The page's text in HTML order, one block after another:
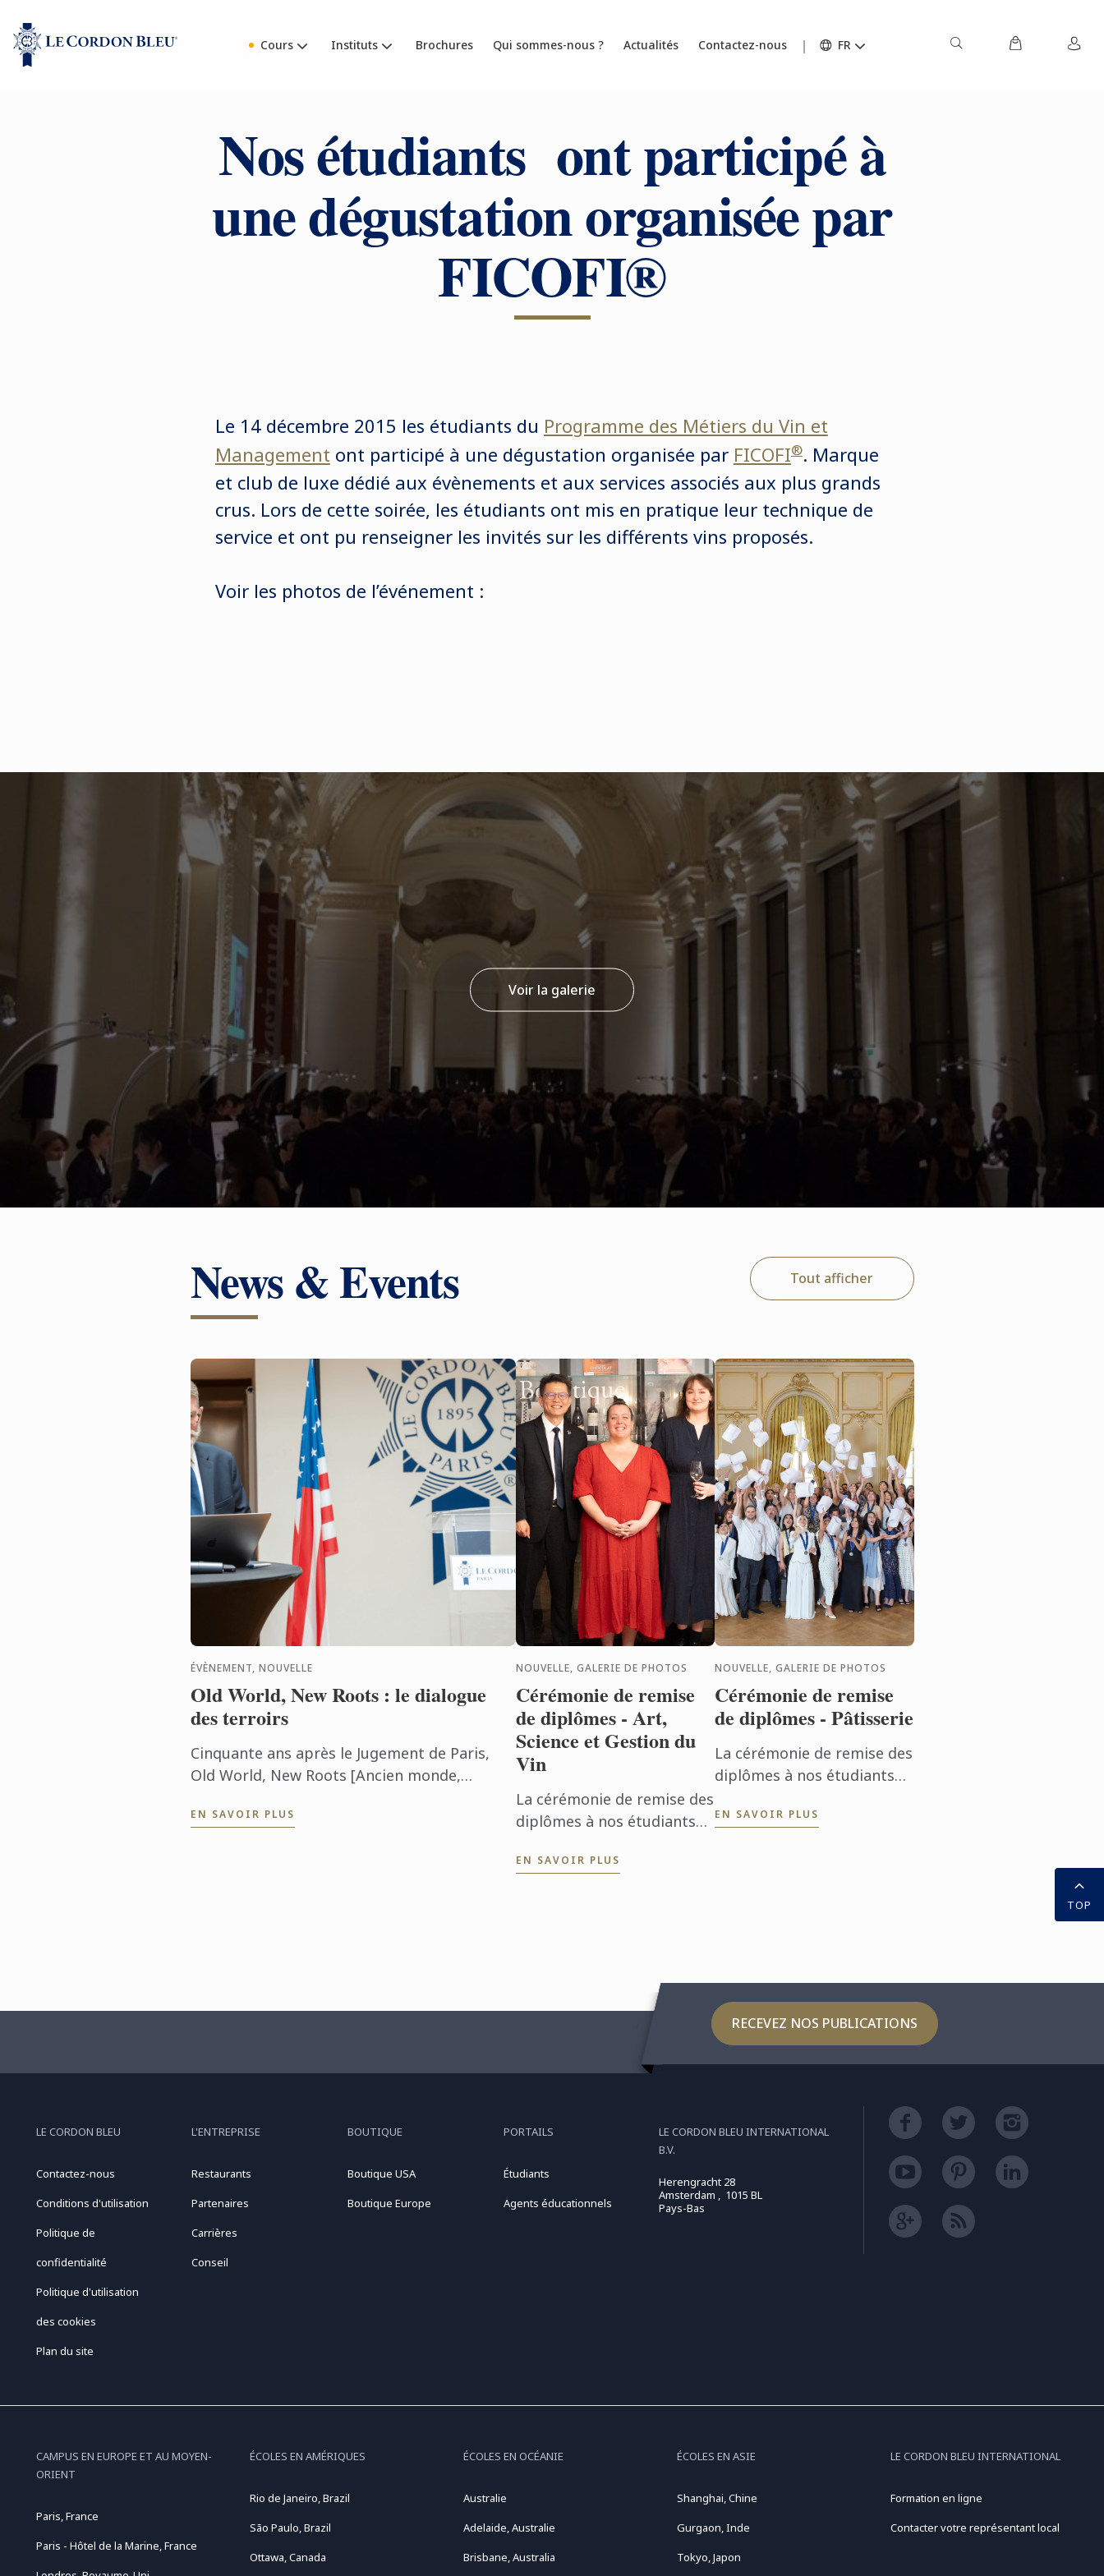
Cours Instituts Brochures Qui sommes-nous ? Actualités Contactez-nous FR
Nos étudiants ont participé à
une dégustation organisée par
FICOFI®
Le 14 décembre 2015 les étudiants du Programme des Métiers du Vin et
Management ont participé à une dégustation organisée par FICOFI®. Marque
et club de luxe dédié aux évènements et aux services associés aux plus grands
crus. Lors de cette soirée, les étudiants ont mis en pratique leur technique de
service et ont pu renseigner les invités sur les différents vins proposés.
Voir les photos de l’événement :
Voir la galerie
News & Events Tout afficher
ÉVÈNEMENT, NOUVELLE
Old World, New Roots : le dialogue
des terroirs
Cinquante ans après le Jugement de Paris,
Old World, New Roots [Ancien monde,
de Virginie lors d’une ...
EN SAVOIR PLUS
NOUVELLE, GALERIE DE PHOTOS
Cérémonie de remise
de diplômes - Art,
Science et Gestion du
Vin
La cérémonie de remise des
diplômes à nos étudiants
Gestion du Vin a eu lieu le 3
EN SAVOIR PLUS
NOUVELLE, GALERIE DE PHOTOS
Cérémonie de remise
de diplômes - Pâtisserie
La cérémonie de remise des
diplômes à nos étudiants
juin. Félicitations à tous les
EN SAVOIR PLUS
RECEVEZ NOS PUBLICATIONS
TOP
LE CORDON BLEU
Contactez-nous
Conditions d'utilisation
Politique de
confidentialité
Politique d'utilisation
des cookies
Plan du site
L'ENTREPRISE
Restaurants
Partenaires
Carrières
Conseil
BOUTIQUE
Boutique USA
Boutique Europe
PORTAILS
Étudiants
Agents éducationnels
LE CORDON BLEU INTERNATIONAL
B.V.
Herengracht 28
Amsterdam , 1015 BL
Pays-Bas
CAMPUS EN EUROPE ET AU MOYEN-
ORIENT
Paris, France
Paris - Hôtel de la Marine, France
ÉCOLES EN AMÉRIQUES
Rio de Janeiro, Brazil
São Paulo, Brazil
Ottawa, Canada
ÉCOLES EN OCÉANIE
Australie
Adelaide, Australie
Brisbane, Australia
ÉCOLES EN ASIE
Shanghai, Chine
Gurgaon, Inde
Tokyo, Japon
LE CORDON BLEU INTERNATIONAL
Formation en ligne
Contacter votre représentant local